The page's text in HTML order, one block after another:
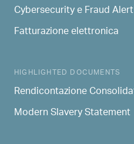
Cybersecurity e Fraud Alert
Fatturazione elettronica
HIGHLIGHTED DOCUMENTS
Rendicontazione
Modern Slavery Statement